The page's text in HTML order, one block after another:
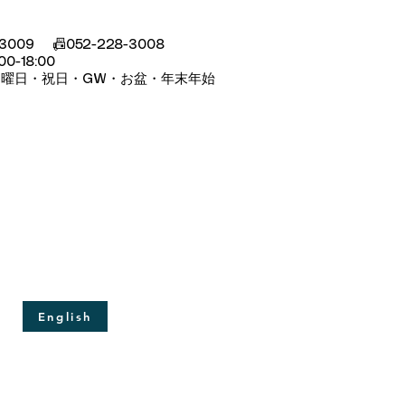
📠052-228-3008
18:00
日・祝日・GW・お盆・年末年始
English